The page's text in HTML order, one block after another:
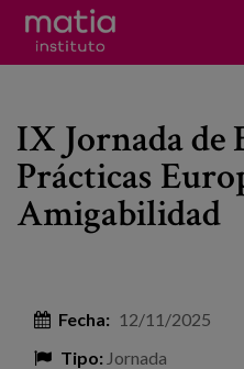
Investigación
Publicaciones
Participación en foros
Formación
IX Jornada de
Prácticas
Amigabilidad
Fecha: 12/11/2025
Tipo: Jornada